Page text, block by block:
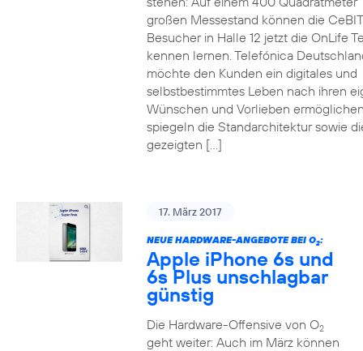
großen Messestand können die CeBIT
Besucher in Halle 12 jetzt die OnLife
kennen lernen. Telefónica
möchte den Kunden ein digitales und
selbstbestimmtes Leben nach ihren
Wünschen und Vorlieben
spiegeln die Standarchitektur sowie
gezeigten […]
17. März 2017
NEUE HARDWARE-ANGEBOTE BEI O2:
Apple iPhone 6s und
6s Plus unschlagbar
günstig
Die Hardware-Offensive von O2
geht weiter: Auch im März können